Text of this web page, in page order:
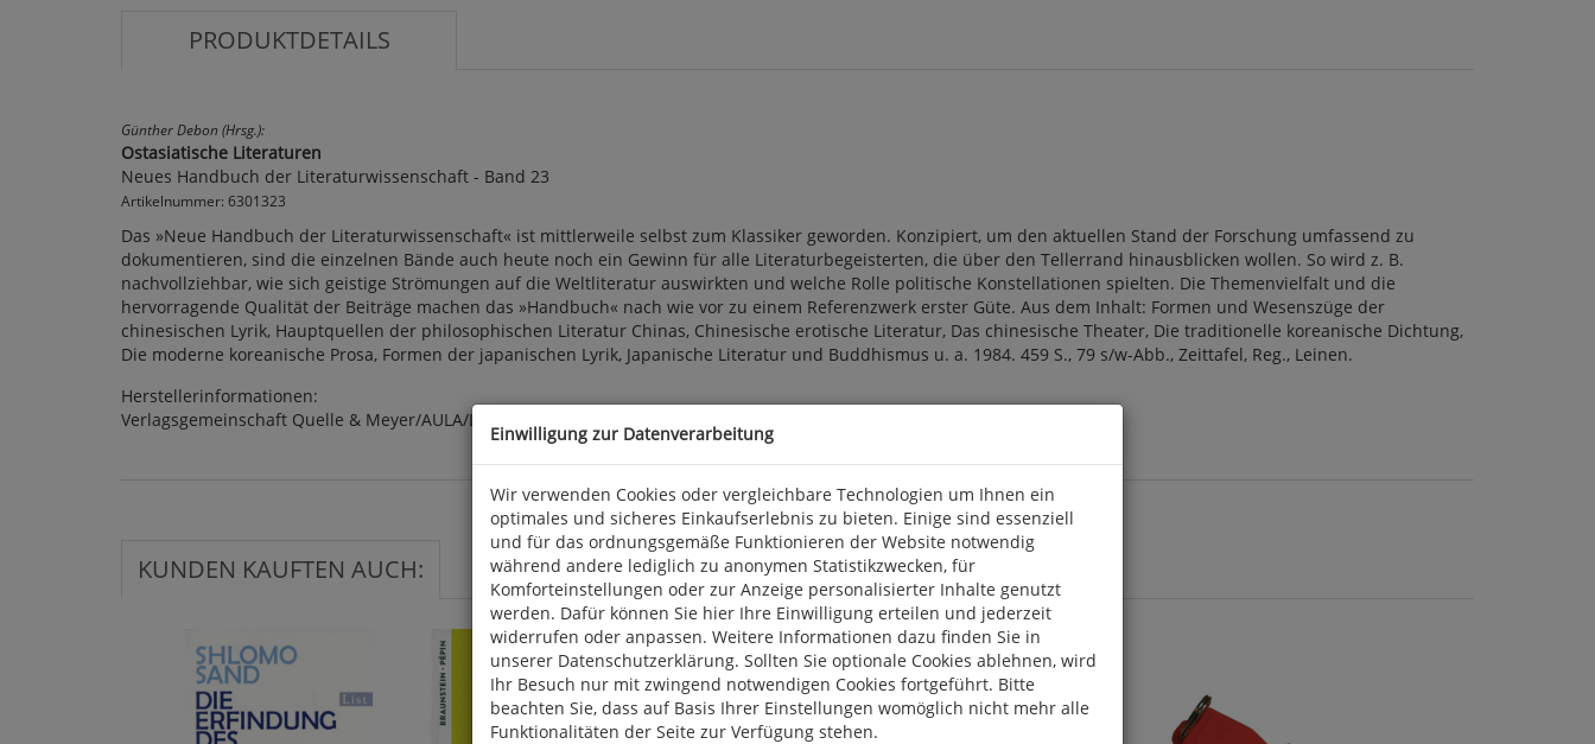
PRODUKTDETAILS
Günther Debon (Hrsg.):
Ostasiatische Literaturen
Neues Handbuch der Literaturwissenschaft - Band 23
Artikelnummer: 6301323
Das »Neue Handbuch der Literaturwissenschaft« ist mittlerweile selbst zum Klassiker geworden. Konzipiert, um den aktuellen Stand der Forschung umfassend zu
dokumentieren, sind die einzelnen Bände auch heute noch ein Gewinn für alle Literaturbegeisterten, die über den Tellerrand hinausblicken wollen. So wird z. B.
nachvollziehbar, wie sich geistige Strömungen auf die Weltliteratur auswirkten und welche Rolle politische Konstellationen spielten. Die Themenvielfalt und die
hervorragende Qualität der Beiträge machen das »Handbuch« nach wie vor zu einem Referenzwerk erster Güte. Aus dem Inhalt: Formen und Wesenszüge der
chinesischen Lyrik, Hauptquellen der philosophischen Literatur Chinas, Chinesische erotische Literatur, Das chinesische Theater, Die traditionelle koreanische Dichtung,
Die moderne koreanische Prosa, Formen der japanischen Lyrik, Japanische Literatur und Buddhismus u. a. 1984. 459 S., 79 s/w-Abb., Zeittafel, Reg., Leinen.
Herstellerinformationen:
Verlagsgemeinschaft Quelle & Meyer/AULA/Limpert, Industriepark 3, D 56291 Wiebelsheim, kontakt@quelle-meyer.de
KUNDEN KAUFTEN AUCH:
Einwilligung zur Datenverarbeitung
Wir verwenden Cookies oder vergleichbare Technologien um Ihnen ein
optimales und sicheres Einkaufserlebnis zu bieten. Einige sind essenziell
und für das ordnungsgemäße Funktionieren der Website notwendig
während andere lediglich zu anonymen Statistikzwecken, für
Komforteinstellungen oder zur Anzeige personalisierter Inhalte genutzt
werden. Dafür können Sie hier Ihre Einwilligung erteilen und jederzeit
widerrufen oder anpassen. Weitere Informationen dazu finden Sie in
unserer Datenschutzerklärung. Sollten Sie optionale Cookies ablehnen, wird
Ihr Besuch nur mit zwingend notwendigen Cookies fortgeführt. Bitte
beachten Sie, dass auf Basis Ihrer Einstellungen womöglich nicht mehr alle
Funktionalitäten der Seite zur Verfügung stehen.